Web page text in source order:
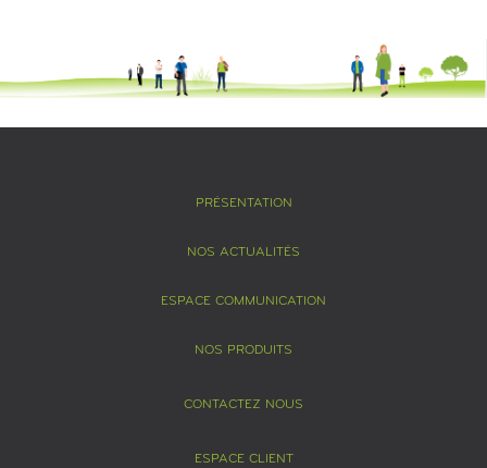
PRÉSENTATION
NOS ACTUALITÉS
ESPACE COMMUNICATION
NOS PRODUITS
CONTACTEZ NOUS
ESPACE CLIENT